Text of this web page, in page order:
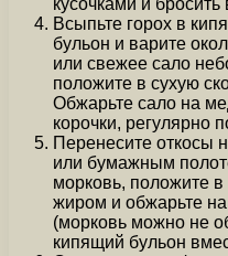
кусочками и бросить
Всыпьте горох в
бульон и варите
или свежее сало
положите в сухую
Обжарьте сало на
корочки, регулярно
Перенесите откосы
или бумажным
морковь, положите
жиром и обжарьте
(морковь можно не
кипящий бульон